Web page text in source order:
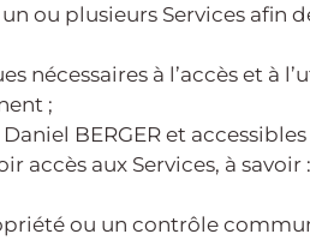
ou plusieurs Services afin
à l’accès et à
;
BERGER et accessibles
accès aux Services, à savoir :
ou un contrôle